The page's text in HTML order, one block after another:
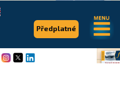
Předplatné
.